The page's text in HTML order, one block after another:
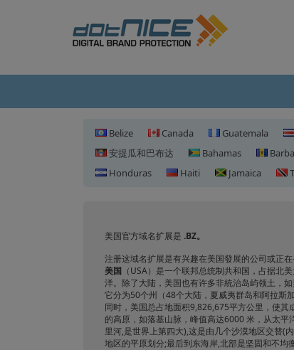
Belize Canada Guatemala
安提瓜和巴布达
Bahamas
Honduras
Haiti Jamaica
美国官方域名扩展是 .BZ。
注册这域名扩展是有兴趣在美国發展的公司或正
美国 （USA）是一个联邦总统制共和国，占据北
洋。除了大陆，美国也有许多非統治岛屿领土，
它分为50个州（48个大陆，夏威夷群岛和阿拉斯
同时，美国总占地面积9,826,675平方公里，使
的高原，如落基山脉，峰值高达6000 米，从太
里河,是世界上第四大),这是由几个沙漠地区交替(
地区的平原划分;最后到东海岸,北部是坚固和不均